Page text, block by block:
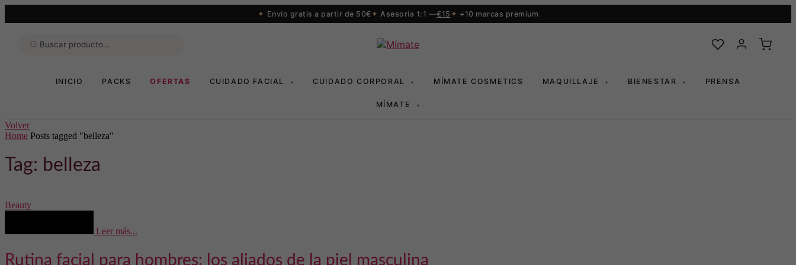
Envío gratis a partir de 50€ Asesoría 1:1 —€15 +10 marcas premium
INICIO PACKS OFERTAS CUIDADO FACIAL ▾ CUIDADO CORPORAL ▾ MÍMATE COSMETICS MAQUILLAJE ▾ BIENESTAR ▾ PRENSA
MÍMATE ▾
Volver
Home Posts tagged "belleza"
Tag: belleza
Beauty
Leer más...
Rutina facial para hombres: los aliados de la piel masculina